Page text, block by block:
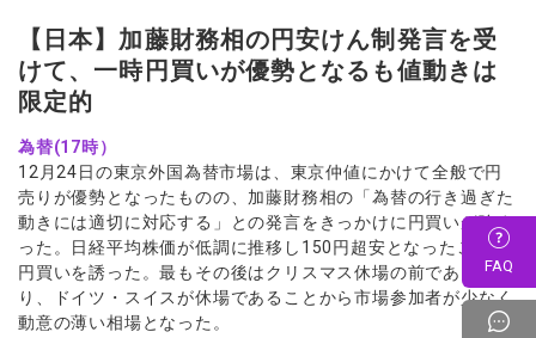
【日本】加藤財務相の円安けん制発言を受
けて、一時円買いが優勢となるも値動きは
限定的
為替(17時）
12月24日の東京外国為替市場は、東京仲値にかけて全般で円
売りが優勢となったものの、加藤財務相の「為替の行き過ぎた
動きには適切に対応する」との発言をきっかけに円買いが強ま
った。日経平均株価が低調に推移し150円超安となったことも
円買いを誘った。最もその後はクリスマス休場の前であった
り、ドイツ・スイスが休場であることから市場参加者が少なく
動意の薄い相場となった。
FAQ